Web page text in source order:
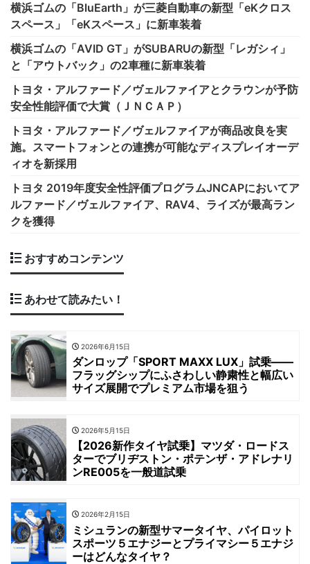
横浜ゴムの「BluEarth」が三菱自動車の新型「eKクロス
スペース」「eKスペース」に新車装着
横浜ゴムの「AVID GT」がSUBARUの新型「レガシィ」
と「アウトバック」の2車種に新車装着
トヨタ・アルファード／ヴェルファイアとクラウンが予防
安全性能評価で大賞（ＪＮＣＡＰ）
トヨタ・アルファード／ヴェルファイアが商品改良を実
施。スマートフォンとの連携が可能なディスプレイオーデ
ィオを新採用
トヨタ 2019年度安全性評価プログラムJNCAPにおいてア
ルファード／ヴェルファイア、RAV4、ライズが最高ラン
クを獲得
おすすめコンテンツ
あわせて読みたい！
2026年6月15日
ダンロップ「SPORT MAXX LUX」試乗――
フラッグシップにふさわしい静粛性と幅広い
サイズ展開でプレミアム市場を狙う
2026年5月15日
【2026新作タイヤ試乗】マツダ・ロードス
ターでブリヂストン・ポテンザ・アドレナリ
ンRE005を一般道試乗
2026年2月15日
ミシュランの新型サマータイヤ、パイロット
スポーツ５エナジーとプライマシー５エナジ
ーはどんなタイヤ？